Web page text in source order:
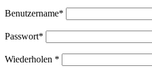
Benutzername*
Passwort*
Wiederholen *